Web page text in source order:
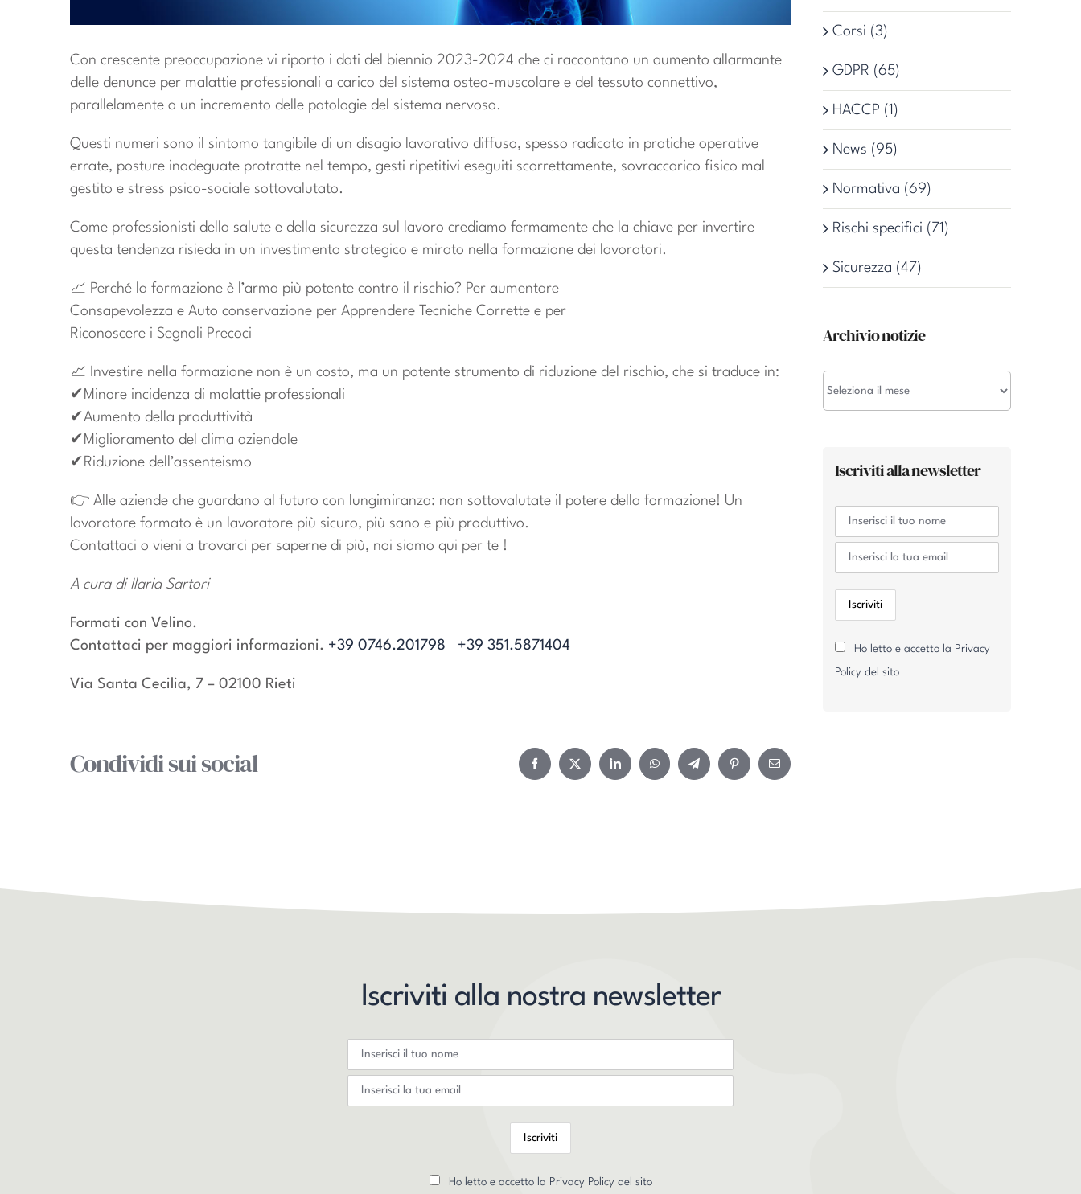
Con crescente preoccupazione vi riporto i dati del biennio 2023-2024 che ci raccontano un aumento allarmante
delle denunce per malattie professionali a carico del sistema osteo-muscolare e del tessuto connettivo,
parallelamente a un incremento delle patologie del sistema nervoso.
Questi numeri sono il sintomo tangibile di un disagio lavorativo diffuso, spesso radicato in pratiche operative
errate, posture inadeguate protratte nel tempo, gesti ripetitivi eseguiti scorrettamente, sovraccarico fisico mal
gestito e stress psico-sociale sottovalutato.
Come professionisti della salute e della sicurezza sul lavoro crediamo fermamente che la chiave per invertire
questa tendenza risieda in un investimento strategico e mirato nella formazione dei lavoratori.
📈 Perché la formazione è l’arma più potente contro il rischio? Per aumentare
Consapevolezza e Auto conservazione per Apprendere Tecniche Corrette e per
Riconoscere i Segnali Precoci
📈 Investire nella formazione non è un costo, ma un potente strumento di riduzione del rischio, che si traduce in:
✔Minore incidenza di malattie professionali
✔Aumento della produttività
✔Miglioramento del clima aziendale
✔Riduzione dell’assenteismo
👉 Alle aziende che guardano al futuro con lungimiranza: non sottovalutate il potere della formazione! Un
lavoratore formato è un lavoratore più sicuro, più sano e più produttivo.
Contattaci o vieni a trovarci per saperne di più, noi siamo qui per te !
A cura di Ilaria Sartori
Formati con Velino.
Contattaci per maggiori informazioni. +39 0746.201798 +39 351.5871404
Via Santa Cecilia, 7 – 02100 Rieti
Condividi sui social FacebookTwitter LinkedInWhatsAppTelegramPinterestEmail
Corsi (3)
GDPR (65)
HACCP (1)
News (95)
Normativa (69)
Rischi specifici (71)
Sicurezza (47)
Archivio notizie
Iscriviti alla newsletter
Ho letto e accetto la Privacy
Policy del sito
Iscriviti alla nostra newsletter
Ho letto e accetto la Privacy Policy del sito